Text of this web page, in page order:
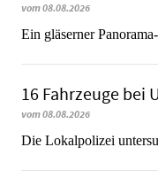
vom 08.08.2026
Ein gläserner
16 Fahrzeuge bei
vom 08.08.2026
Die Lokalpolizei